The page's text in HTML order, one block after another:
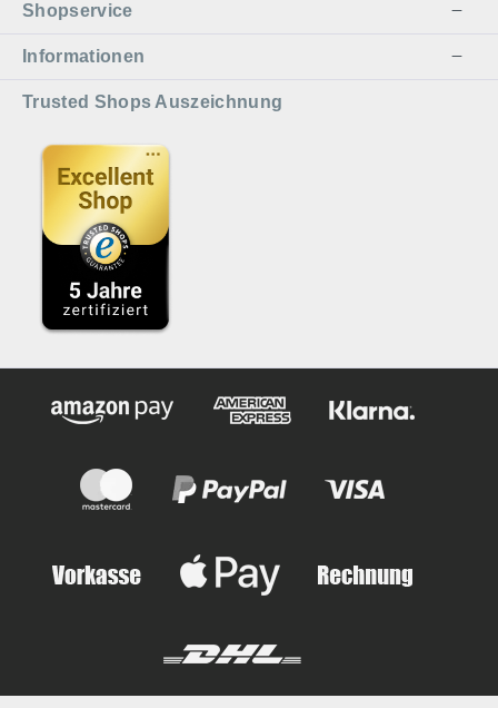
Shopservice
Informationen
Trusted Shops Auszeichnung